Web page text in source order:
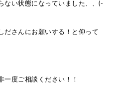
ない状態になっていました、、(-
ださんにお願いする！と仰って
一度ご相談ください！！